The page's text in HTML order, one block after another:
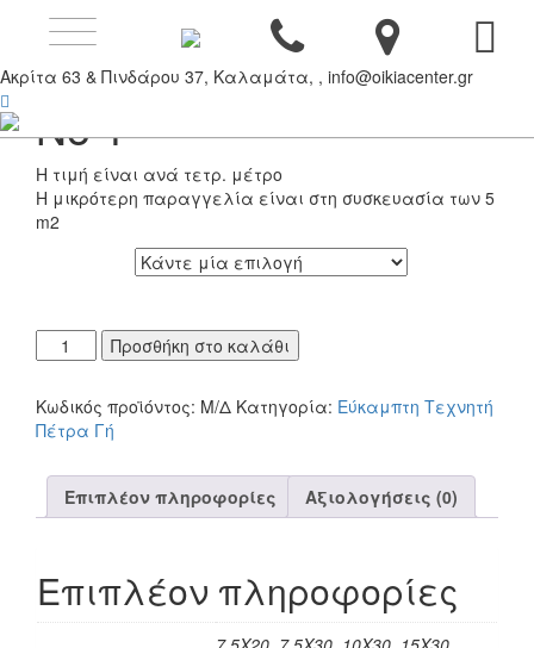
Toggle
navigation
Ακρίτα 63 & Πινδάρου 37, Καλαμάτα, , info@oikiacenter.gr
Εύκαμπτη Πέτρα Γή
No 1
Η τιμή είναι ανά τετρ. μέτρο
Η μικρότερη παραγγελία είναι στη συσκευασία των 5
m2
Εύκαμπτη
Πέτρα
No
1
Προσθήκη στο καλάθι
Κωδικός προϊόντος: Μ/Δ Κατηγορία: Εύκαμπτη Τεχνητή
Πέτρα Γή
Επιπλέον πληροφορίες Αξιολογήσεις (0)
Επιπλέον πληροφορίες